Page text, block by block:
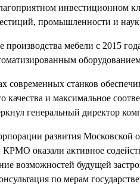
инвестиционном
промышленности и
производства мебели с 2015
современных станков
качества и максимальное
генеральный директор
развития Московской
КРМО оказали активное
возможностей будущей
по мерам